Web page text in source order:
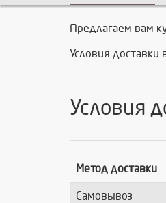
Предлагаем вам
Условия
Условия
Метод доставки
Самовывоз